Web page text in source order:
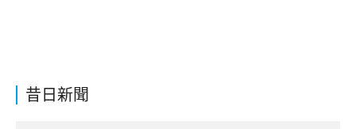
昔日新聞